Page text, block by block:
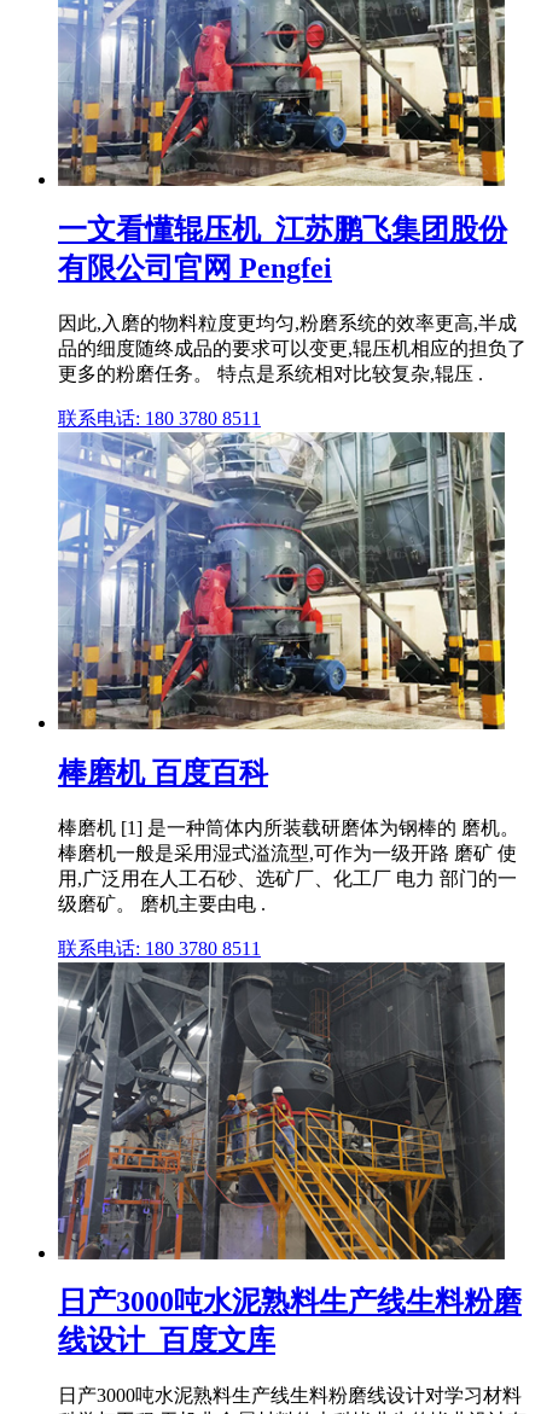
一文看懂辊压机_江苏鹏飞集团股份
有限公司官网 Pengfei
因此,入磨的物料粒度更均匀,粉磨系统的效率更高,半成
品的细度随终成品的要求可以变更,辊压机相应的担负了
更多的粉磨任务。 特点是系统相对比较复杂,辊压 .
联系电话: 180 3780 8511
棒磨机 百度百科
棒磨机 [1] 是一种筒体内所装载研磨体为钢棒的 磨机。
棒磨机一般是采用湿式溢流型,可作为一级开路 磨矿 使
用,广泛用在人工石砂、选矿厂、化工厂 电力 部门的一
级磨矿。 磨机主要由电 .
联系电话: 180 3780 8511
日产3000吨水泥熟料生产线生料粉磨
线设计_百度文库
日产3000吨水泥熟料生产线生料粉磨线设计对学习材料